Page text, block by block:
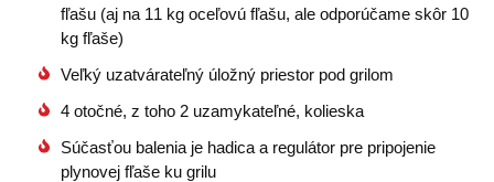
fľašu (aj na 11 kg oceľovú fľašu, ale odporúčame skôr 10
kg fľaše)
Veľký uzatvárateľný úložný priestor pod grilom
4 otočné, z toho 2 uzamykateľné, kolieska
Súčasťou balenia je hadica a regulátor pre pripojenie
plynovej fľaše ku grilu